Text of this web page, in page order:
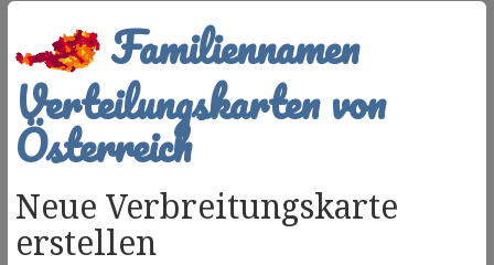
Familiennamen
Verteilungskarten von
Österreich
Neue Verbreitungskarte
erstellen